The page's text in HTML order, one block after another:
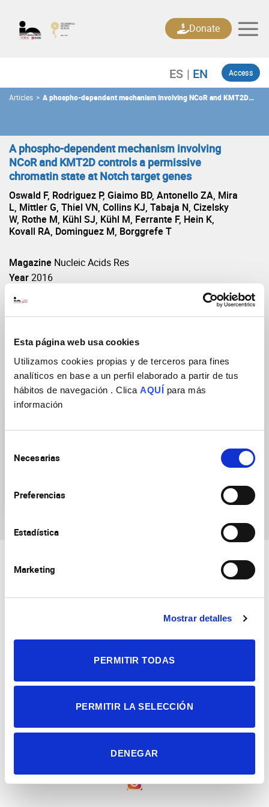
Esta página web usa cookies
Utilizamos cookies propias y de terceros para fines
analíticos en base a un perfil elaborado a partir de tus
hábitos de navegación . Clica AQUÍ para más
información
Necesarias
Preferencias
Estadística
Marketing
Mostrar detalles
PERMITIR TODAS
PERMITIR LA SELECCIÓN
DENEGAR
content
Access
Donate
Articles > A phospho-dependent mechanism involving NCoR and KMT2D
A phospho-dependent mechanism involving
NCoR and KMT2D controls a permissive
chromatin state at Notch target genes
Oswald F, Rodriguez P, Giaimo BD, Antonello ZA, Mira
L, Mittler G, Thiel VN, Collins KJ, Tabaja N, Cizelsky
W, Rothe M, Kühl SJ, Kühl M, Ferrante F, Hein K,
Kovall RA, Dominguez M, Borggrefe T
Magazine Nucleic Acids Res
Year2016
DOI
Research Groups
control and cancer
Consejo Superior de Investigaciones Científicas
Campus de San Juan | Sant Joan d’Alacant
Contacto